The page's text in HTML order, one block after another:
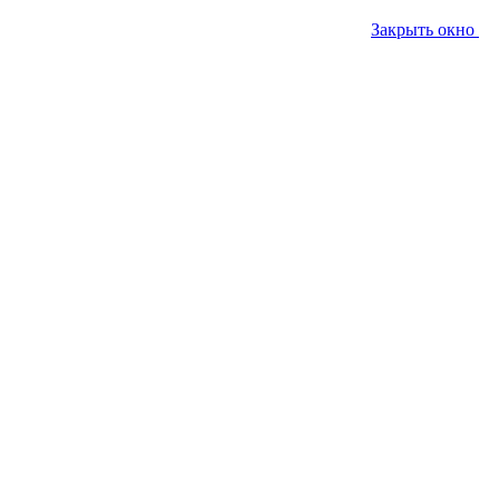
Закрыть окно